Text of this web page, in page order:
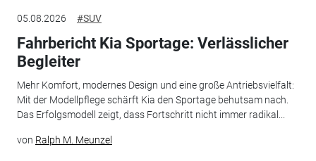
05.08.2026 #SUV
Fahrbericht Kia Sportage: Verlässlicher
Begleiter
Mehr Komfort, modernes Design und eine große Antriebsvielfalt:
Mit der Modellpflege schärft Kia den Sportage behutsam nach.
Das Erfolgsmodell zeigt, dass Fortschritt nicht immer radikal...
von Ralph M. Meunzel